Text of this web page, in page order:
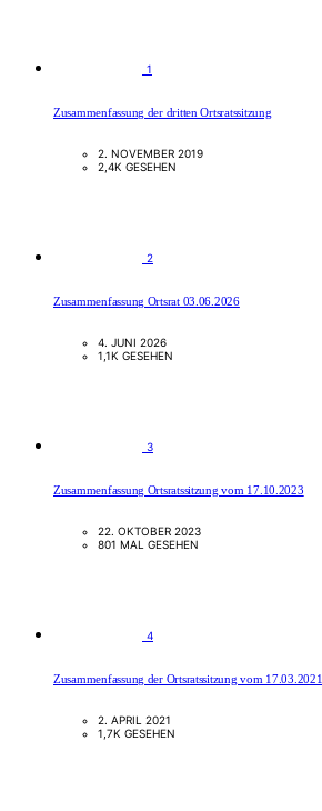
1
Zusammenfassung der dritten Ortsratssitzung
2. NOVEMBER 2019
2,4K GESEHEN
2
Zusammenfassung Ortsrat 03.06.2026
4. JUNI 2026
1,1K GESEHEN
3
Zusammenfassung Ortsratssitzung vom 17.10.2023
22. OKTOBER 2023
801 MAL GESEHEN
4
Zusammenfassung der Ortsratssitzung vom 17.03.2021
2. APRIL 2021
1,7K GESEHEN